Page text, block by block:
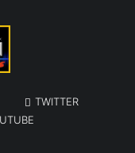
TWITTER